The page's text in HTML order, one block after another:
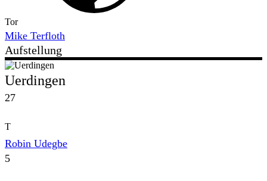
Tor
Mike Terfloth
Aufstellung
Uerdingen
27
T
Robin Udegbe
5